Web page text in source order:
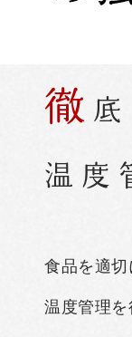
徹 底
温 度
食品を適
温度管理